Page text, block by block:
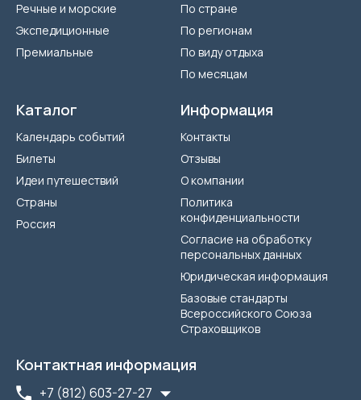
Речные и морские
Экспедиционные
Премиальные
По стране
По регионам
По виду отдыха
По месяцам
Каталог
Календарь событий
Билеты
Идеи путешествий
Страны
Россия
Информация
Контакты
Отзывы
О компании
Политика
конфиденциальности
Согласие на обработку
персональных данных
Юридическая информация
Базовые стандарты
Всероссийского Союза
Страховщиков
Контактная информация
+7 (812) 603-27-27